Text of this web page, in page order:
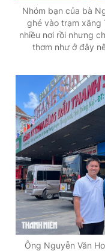
Nhóm bạn của bà
ghé vào trạm xăng
nhiều nơi rồi nhưng
thơm như ở đây
Ông Nguyễn Văn